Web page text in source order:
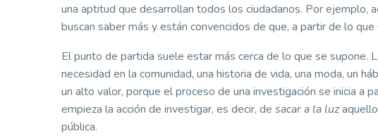
una aptitud que desarrollan todos los ciudadanos. Por
buscan saber más y están convencidos de que, a partir de lo
El punto de partida suele estar más cerca de lo que se supone.
necesidad en la comunidad, una historia de vida, una moda, un
un alto valor, porque el proceso de una investigación se inicia a
empieza la acción de investigar, es decir, de sacar a la luz
pública.